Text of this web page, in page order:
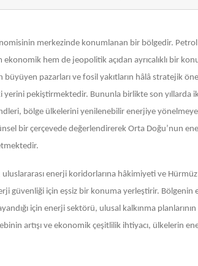
merkezinde konumlanan bir bölgedir. Petrol
hem de jeopolitik açıdan ayrıcalıklı bir
büyüyen pazarları ve fosil yakıtların hâlâ stratejik
yerini pekiştirmektedir. Bununla birlikte son yıllarda
bölge ülkelerini yenilenebilir enerjiye yönelmeye
bir çerçevede değerlendirerek Orta Doğu’nun
enerji koridorlarına hâkimiyeti ve Hürmüz
güvenliği için eşsiz bir konuma yerleştirir. Bölgenin
için enerji sektörü, ulusal kalkınma
artışı ve ekonomik çeşitlilik ihtiyacı, ülkelerin